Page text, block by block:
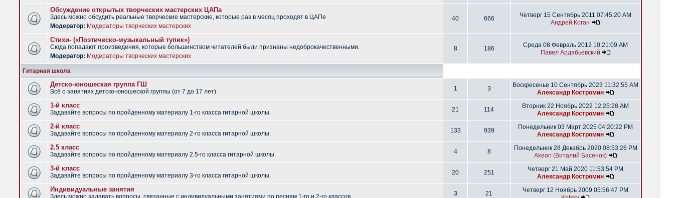
Обсуждение открытых творческих мастерских ЦАПа
Здесь можно обсудить реальные творческие мастерские, которые раз в месяц проходят в ЦАПе
Модератор: Модераторы творческих мастерских
40 666
Четверг 15 Сентябрь 2011 07:45:20 AM
Андрей Коган
Стихи- («Поэтическо-музыкальный тупик»)
Сюда попадают произведения, которые большинством читателей были признаны недоброкачественными.
Модератор: Модераторы творческих мастерских
8 186
Среда 08 Февраль 2012 10:21:09 AM
Павел Ардабьевский
Гитарная школа
Детско-юношеская группа ГШ
Всё о занятиях детско-юношеской группы (от 7 до 17 лет) 1 3
Воскресенье 10 Сентябрь 2023 11:32:55 AM
Александр Костромин
1-й класс
Задавайте вопросы по пройденному материалу 1-го класса гитарной школы. 21 114
Вторник 22 Ноябрь 2022 12:25:28 AM
Александр Костромин
2-й класс
Задавайте вопросы по пройденному материалу 2-го класса гитарной школы. 133 939
Понедельник 03 Март 2025 04:20:22 PM
Александр Костромин
2.5 класс
Задавайте вопросы по пройденному материалу 2.5-го класса гитарной школы. 4 8
Понедельник 28 Декабрь 2020 08:53:26 PM
Akeon (Виталий Басенок)
3-й класс
Задавайте вопросы по пройденному материалу 3-го класса гитарной школы. 20 251
Четверг 21 Май 2020 11:53:54 PM
Александр Костромин
Индивидуальные занятия
Здесь можно задавать вопросы, связанные с индивидуальными занятиями по песням 1-го и 2-го классов 3 21
Четверг 12 Ноябрь 2009 05:56:47 PM